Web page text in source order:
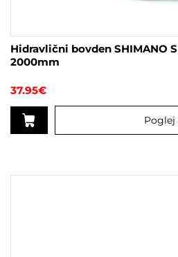
Hidravlični bovden SHIMANO
2000mm
37.95€
Poglej